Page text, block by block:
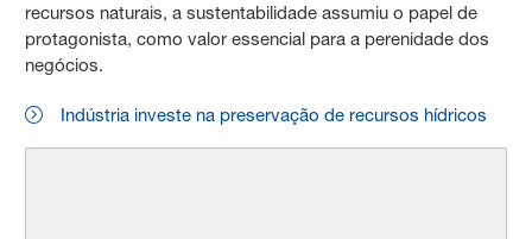
recursos naturais, a sustentabilidade assumiu o papel de
protagonista, como valor essencial para a perenidade dos
negócios.
Indústria investe na preservação de recursos hídricos